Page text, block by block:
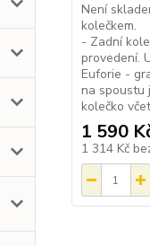
Není
- Zadní
provedení.
Euforie -
na
kolečko
1 590
1 314 Kč